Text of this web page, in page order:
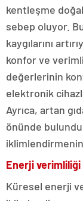
kentleşme doğal
sebep oluyor.
kaygılarını
konfor ve
değerlerinin
elektronik
Ayrıca, artan
önünde
Enerji
Küresel enerji